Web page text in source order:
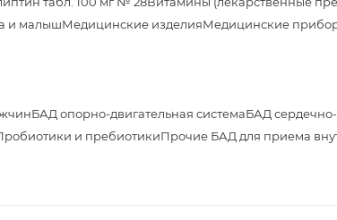
и малышМедицинские изделияМедицинские
БАД опорно-двигательная системаБАД
и пребиотикиПрочие БАД для приема